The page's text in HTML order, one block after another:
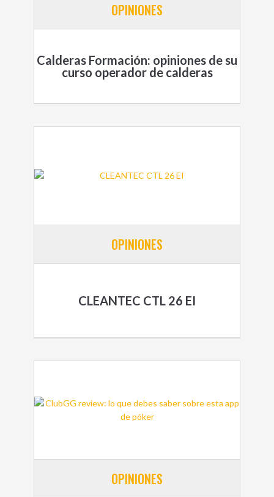
OPINIONES
Calderas Formación: opiniones de su
curso operador de calderas
OPINIONES
CLEANTEC CTL 26 EI
OPINIONES